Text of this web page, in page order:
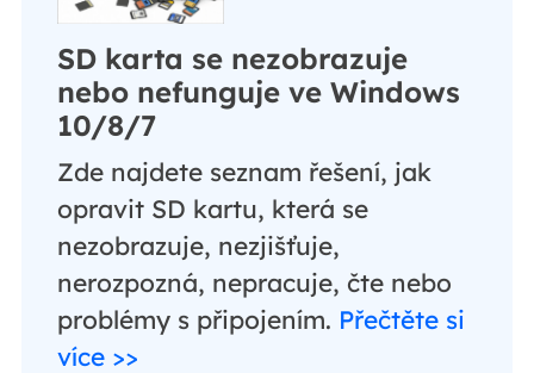
SD karta se nezobrazuje
nebo nefunguje ve Windows
10/8/7
Zde najdete seznam řešení, jak
opravit SD kartu, která se
nezobrazuje, nezjišťuje,
nerozpozná, nepracuje, čte nebo
problémy s připojením. Přečtěte si
více >>